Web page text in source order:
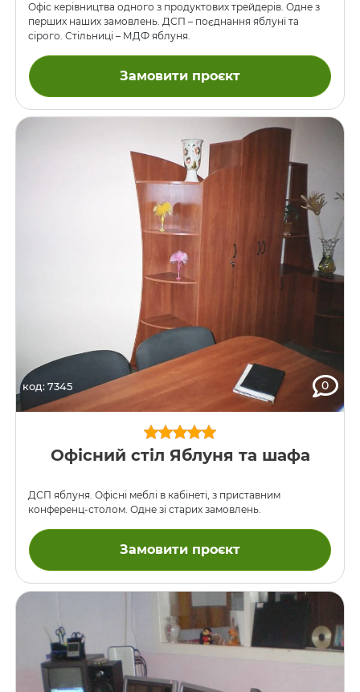
Офіс керівництва одного з продуктових трейдерів. Одне з
перших наших замовлень. ДСП – поєднання яблуні та
сірого. Стільниці – МДФ яблуня.
Замовити проєкт
код: 7345 0
Офісний стіл Яблуня та шафа
ДСП яблуня. Офісні меблі в кабінеті, з приставним
конференц-столом. Одне зі старих замовлень.
Замовити проєкт